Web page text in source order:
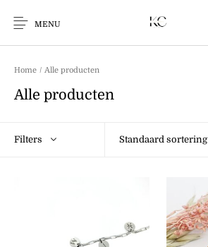
MENU
Earrings Bracelets Ringen
Home / Alle producten
Alle producten
Filters Standaard sortering